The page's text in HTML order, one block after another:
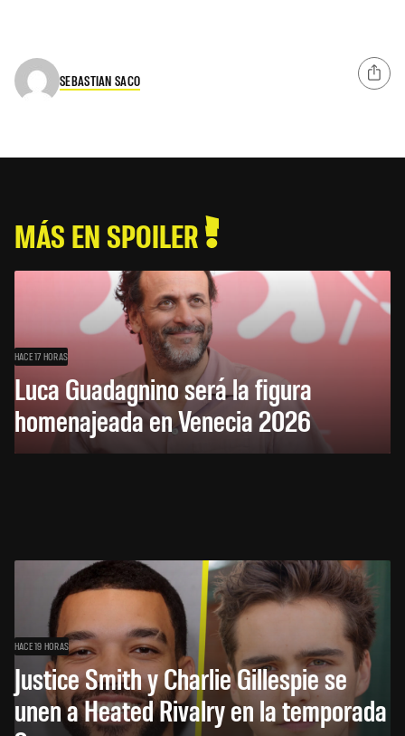
SEBASTIAN SACO
MÁS EN SPOILER
HACE 17 HORAS
Luca Guadagnino será la figura
homenajeada en Venecia 2026
HACE 19 HORAS
Justice Smith y Charlie Gillespie se
unen a Heated Rivalry en la temporada